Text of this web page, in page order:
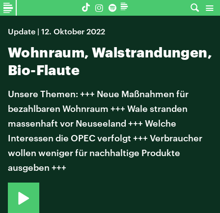
Update | 12. Oktober 2022
Wohnraum, Walstrandungen,
Bio-Flaute
Unsere Themen: +++ Neue Maßnahmen für
bezahlbaren Wohnraum +++ Wale stranden
massenhaft vor Neuseeland +++ Welche
Interessen die OPEC verfolgt +++ Verbraucher
wollen weniger für nachhaltige Produkte
ausgeben +++